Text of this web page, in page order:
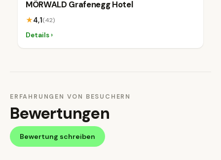
MÖRWALD Grafenegg Hotel
★4,1(42)
Details ›
ERFAHRUNGEN VON BESUCHERN
Bewertungen
Bewertung schreiben